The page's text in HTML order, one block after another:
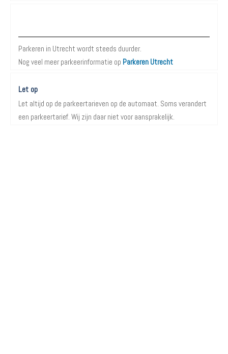
Parkeren in Utrecht wordt steeds duurder.
Nog veel meer parkeerinformatie op Parkeren Utrecht
Let op
Let altijd op de parkeertarieven op de automaat. Soms verandert
een parkeertarief. Wij zijn daar niet voor aansprakelijk.